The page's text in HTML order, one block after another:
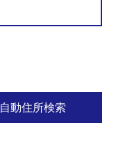
自動住所検索